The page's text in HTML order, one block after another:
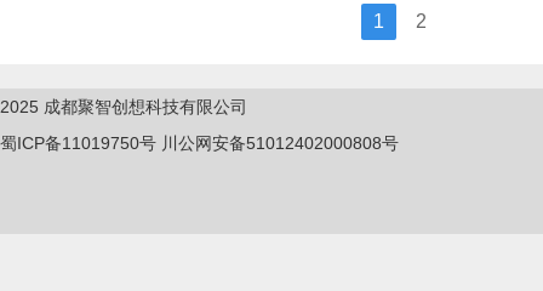
1 2
2025 成都聚智创想科技有限公司
蜀ICP备11019750号 川公网安备51012402000808号